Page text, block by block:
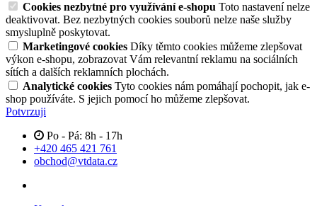
Cookies nezbytné pro využívání e-shopu Toto nastavení nelze
deaktivovat. Bez nezbytných cookies souborů nelze naše služby
smysluplně poskytovat.
Marketingové cookies Díky těmto cookies můžeme zlepšovat
výkon e-shopu, zobrazovat Vám relevantní reklamu na sociálních
sítích a dalších reklamních plochách.
Analytické cookies Tyto cookies nám pomáhají pochopit, jak e-
shop používáte. S jejich pomocí ho můžeme zlepšovat.
Potvrzuji
Po - Pá: 8h - 17h
+420 465 421 761
obchod@vtdata.cz